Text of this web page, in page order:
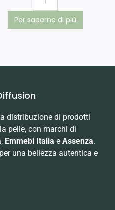
Per saperne di più
distribuzione di prodotti
pelle, con marchi di
, Emmebi Italia e Assenza.
una bellezza autentica e